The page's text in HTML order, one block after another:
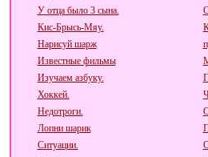
У отца было 3 сына.
Кис-Брысь-Мяу.
Нарисуй шарж
Известные фильмы
Изучаем азбуку.
Хоккей.
Недотроги.
Лопни шарик
Ситуации.